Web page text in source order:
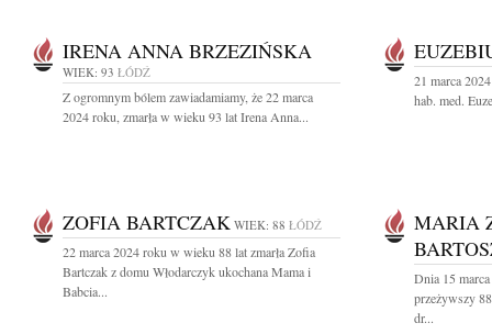
IRENA ANNA BRZEZIŃSKA
WIEK: 93 ŁÓDŹ
Z ogromnym bólem zawiadamiamy, że 22 marca
2024 roku, zmarła w wieku 93 lat Irena Anna...
21 marca
hab. med.
ZOFIA BARTCZAK WIEK: 88 ŁÓDŹ
22 marca 2024 roku w wieku 88 lat zmarła Zofia
Bartczak z domu Włodarczyk ukochana Mama i
Babcia...
MARIA
Dnia 15
przeżywszy
dr...